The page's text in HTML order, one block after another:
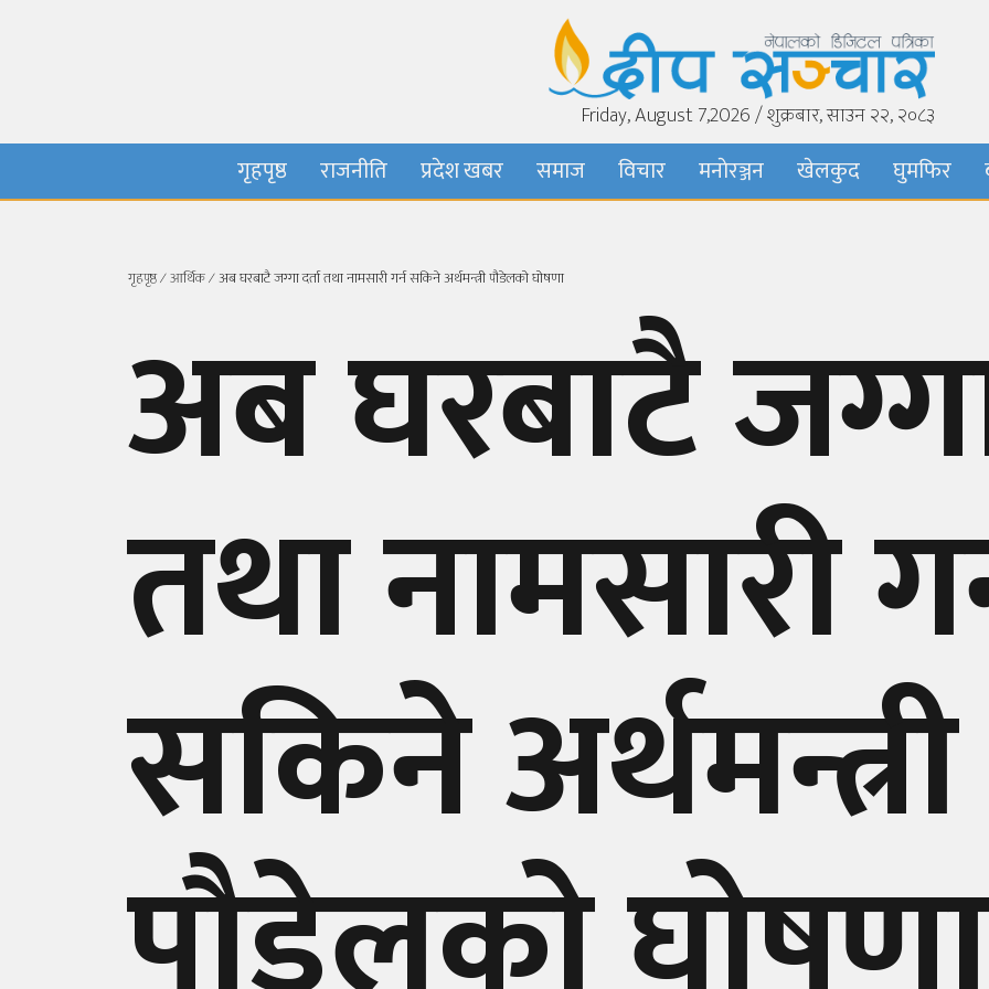
Friday, August 7,2026 / शुक्रबार, साउन २२, २०८३
गृहपृष्ठ राजनीति प्रदेश खबर समाज विचार मनाेरञ्जन खेलकुद घुमफिर
गृहपृष्ठ∕आर्थिक∕अब घरबाटै जग्गा दर्ता तथा नामसारी गर्न सकिने अर्थमन्त्री पौडेलको घोषणा
अब घरबाटै
तथा नामसारी
सकिने अर्थमन्त्री